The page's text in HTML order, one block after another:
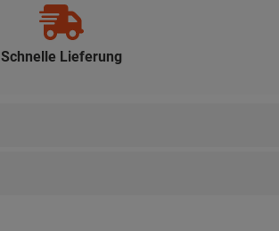
Schnelle Lieferung